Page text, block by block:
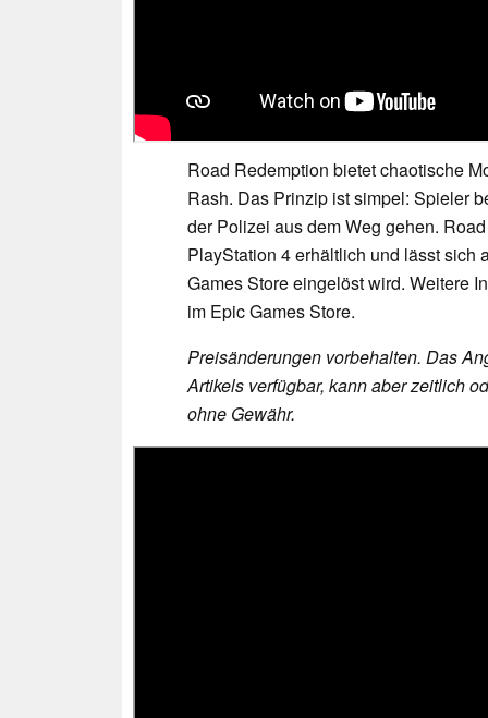
Road Redemption bietet chaotische
Rash. Das Prinzip ist simpel: Spieler
der Polizei aus dem Weg gehen.
PlayStation 4 erhältlich und lässt sich
Games Store eingelöst wird. Weitere
im Epic Games Store.
Preisänderungen vorbehalten. Das
Artikels verfügbar, kann aber zeitlich
ohne Gewähr.